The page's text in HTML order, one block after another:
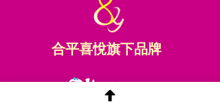
合平喜悅旗下品牌